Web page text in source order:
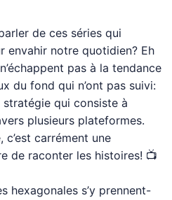
de ces séries qui
envahir notre quotidien? Eh
pas à la tendance
du fond qui n’ont pas suivi:
stratégie qui consiste à
plusieurs plateformes.
c’est carrément une
de raconter les histoires! 📺
hexagonales s’y prennent-